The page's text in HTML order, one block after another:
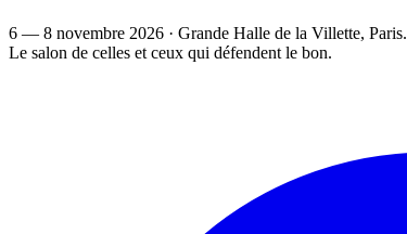
6 — 8 novembre 2026 · Grande Halle de la Villette, Paris.
Le salon de celles et ceux qui défendent le bon.